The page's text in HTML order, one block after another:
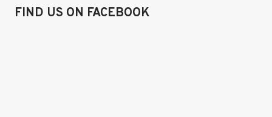
FIND US ON FACEBOOK